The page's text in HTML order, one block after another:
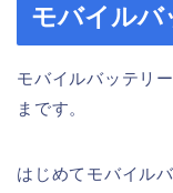
モバイルバ
モバイルバッテリ
まです。
はじめてモバイル